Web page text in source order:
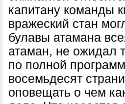
капитану команды
вражеский стан
булавы атамана
атаман, не ожидал
по полной
восемьдесят
оповещать о чем